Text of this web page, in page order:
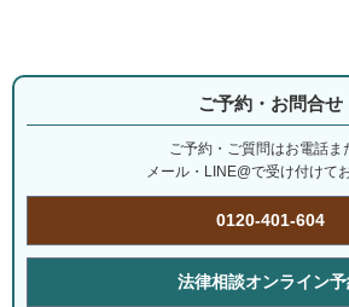
ご予約・お問合せ
ご予約・ご質問はお電話ま
メール・LINE@で受け付けて
0120-401-604
法律相談オンライン